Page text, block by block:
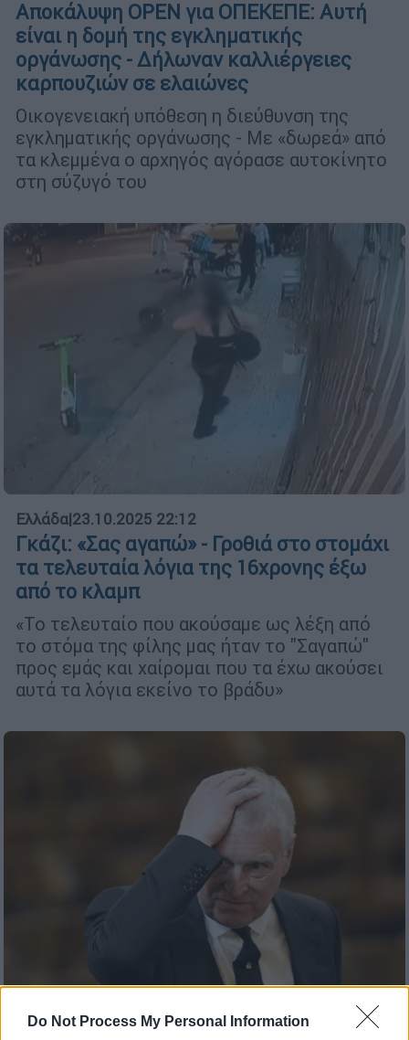
Do Not Process My Personal Information
Αποκάλυψη OPEN για ΟΠΕΚΕΠΕ: Αυτή
είναι η δομή της εγκληματικής
οργάνωσης - Δήλωναν καλλιέργειες
καρπουζιών σε ελαιώνες
Οικογενειακή υπόθεση η διεύθυνση της
εγκληματικής οργάνωσης - Με «δωρεά» από
τα κλεμμένα ο αρχηγός αγόρασε αυτοκίνητο
στη σύζυγό του
Ελλάδα|23.10.2025 22:12
Γκάζι: «Σας αγαπώ» - Γροθιά στο στομάχι
τα τελευταία λόγια της 16χρονης έξω
από το κλαμπ
«Το τελευταίο που ακούσαμε ως λέξη από
το στόμα της φίλης μας ήταν το "Σαγαπώ"
προς εμάς και χαίρομαι που τα έχω ακούσει
αυτά τα λόγια εκείνο το βράδυ»
Lifestyle|23.10.2025 22:00